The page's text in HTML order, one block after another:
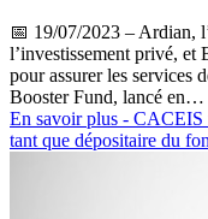
📅 19/07/2023 – Ardian,
l’investissement privé,
pour assurer les services
Booster Fund, lancé en…
En savoir plus - CACEIS
tant que dépositaire du